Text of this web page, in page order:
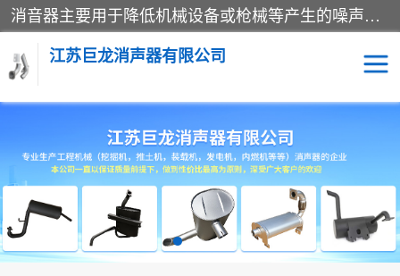
消音器主要用于降低机械设备或枪械等产生的噪声。它通过阻尼或增加排气面积来降低排气速度和功率，从而降低噪声。常见的消音器类型包括阻性消声器、抗性消声器、共振消声器以及阻抗复合式消声器等。这些消音器各有特点，适用于不同频率的噪声消除。
江苏巨龙消声器有限公司
消声器